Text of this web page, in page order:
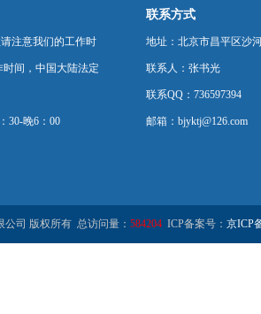
注意我们的工作时
间，中国大陆法定
30-晚6：00
联系方式
地址：北京市昌平区沙
联系人：张书光
联系QQ：736597394
邮箱：bjyktj@126.com
司 版权所有 总访问量： 584204 ICP备案号： 京ICP